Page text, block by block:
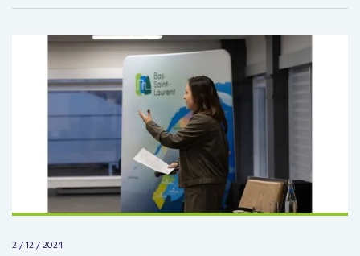
2 / 12 / 2024